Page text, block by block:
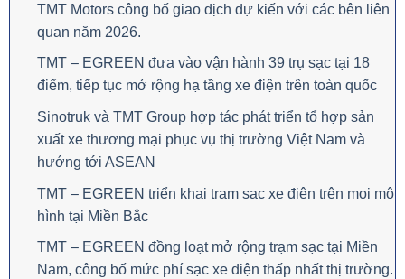
TMT Motors công bố giao dịch dự kiến với các bên liên
quan năm 2026.
TMT – EGREEN đưa vào vận hành 39 trụ sạc tại 18
điểm, tiếp tục mở rộng hạ tầng xe điện trên toàn quốc
Sinotruk và TMT Group hợp tác phát triển tổ hợp sản
xuất xe thương mại phục vụ thị trường Việt Nam và
hướng tới ASEAN
TMT – EGREEN triển khai trạm sạc xe điện trên mọi mô
hình tại Miền Bắc
TMT – EGREEN đồng loạt mở rộng trạm sạc tại Miền
Nam, công bố mức phí sạc xe điện thấp nhất thị trường.